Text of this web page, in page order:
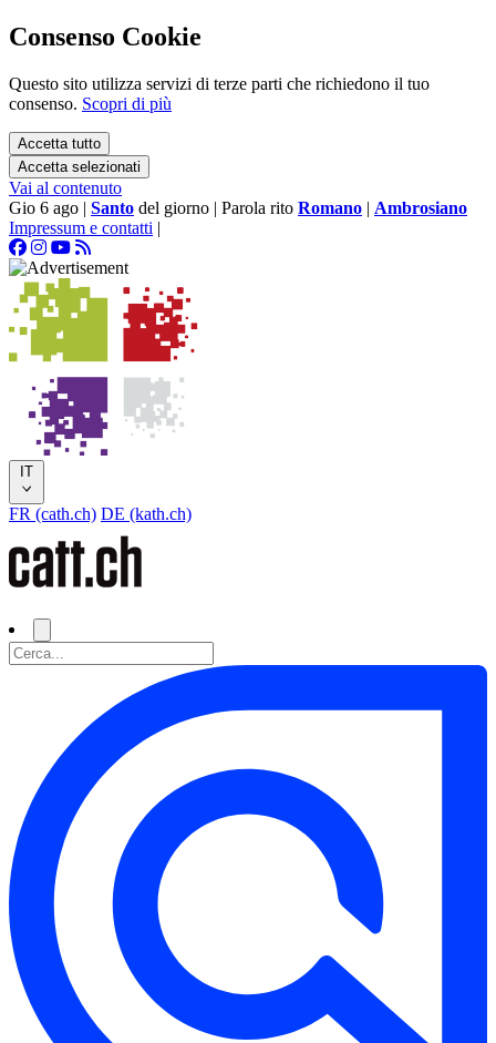
Consenso Cookie
Questo sito utilizza servizi di terze parti che richiedono il tuo
consenso. Scopri di più
Accetta tutto
Accetta selezionati
Vai al contenuto
Gio 6 ago | Santo del giorno | Parola rito Romano | Ambrosiano
Impressum e contatti |
IT
FR (cath.ch) DE (kath.ch)